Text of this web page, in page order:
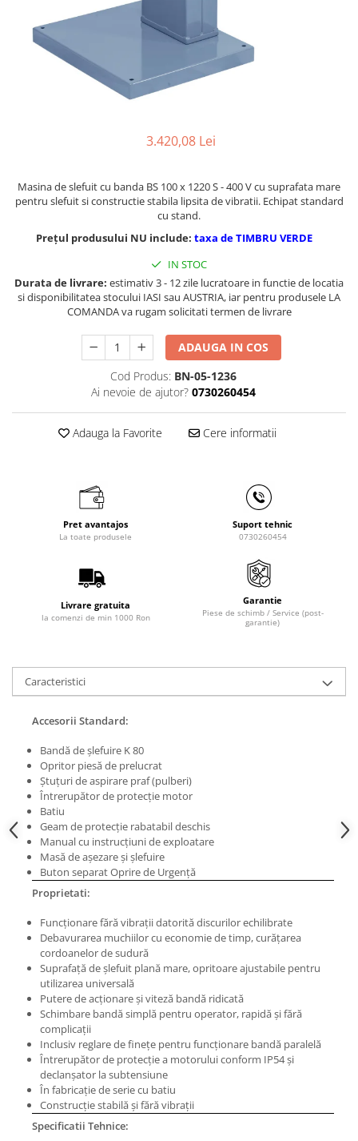
Masini de gaurit
Masini de gaurit - Vario - cu masa
Masini de gaurit cu angrenaj, masa
Masini de gaurit cu coloana si cap
Masini de gaurit cu coloana si
curea de distributie
Masini de gaurit cu stand si
Masini de gaurit radiale
Masini de gaurit si frezat
Masini de frezat universale
Centre de prelucrare verticale CNC
Masini de frezat cu batiu
Masini de frezat multifunctionale
Masini de frezat universale SERVO
Masini de ascutit burghie
Masini de lustruit
Masini de polizat bavuri cu perii
Masini de rectificat plan
Masini de rectificat rotund
Masini de satinat
Masini de slefuit cu banda
Masini de slefuit cu disc
uscat
Masini de slefuit cutite de gravat
Masini de tesit
Masini pentru slefuit tevi
Masini universale de ascutit
Polizoare de banc
Masini de filetat
Masini pneumatice de filetat
Masini electrice de filetat
Masini de gaurit cu talpa
magnetica
Instalatii de spalare a pieselor
Accesorii prelucrare metal
Universale de strung si accesorii
pentru strunguri
Falci pentru 3 bacuri PS3/ PO3
Falci pentru 4 bacuri PS4/ PO4
Flanșă
Fălcile pentru 3-bacuri DK11
3.420,08 Lei
Masina de slefuit cu banda BS 100 x 1220 S - 400 V cu suprafata mare
pentru slefuit si constructie stabila lipsita de vibratii. Echipat standard
cu stand.
Prețul produsului NU include: taxa de TIMBRU VERDE
IN STOC
Durata de livrare: estimativ 3 - 12 zile lucratoare in functie de locatia
si disponibilitatea stocului IASI sau AUSTRIA, iar pentru produsele LA
COMANDA va rugam solicitati termen de livrare
ADAUGA IN COS
Cod Produs: BN-05-1236
Ai nevoie de ajutor? 0730260454
Adauga la Favorite Cere informatii
Pret avantajos
La toate produsele
Suport tehnic
0730260454
Livrare gratuita
la comenzi de min 1000 Ron
Garantie
Piese de schimb / Service (post-
garantie)
Caracteristici
Accesorii Standard:
Bandă de şlefuire K 80
Opritor piesă de prelucrat
Ştuţuri de aspirare praf (pulberi)
Întrerupător de protecţie motor
Batiu
Geam de protecţie rabatabil deschis
Manual cu instrucţiuni de exploatare
Masă de aşezare şi şlefuire
Buton separat Oprire de Urgenţă
Proprietati:
Funcţionare fără vibraţii datorită discurilor echilibrate
Debavurarea muchiilor cu economie de timp, curăţarea
cordoanelor de sudură
Suprafaţă de şlefuit plană mare, opritoare ajustabile pentru
utilizarea universală
Putere de acţionare şi viteză bandă ridicată
Schimbare bandă simplă pentru operator, rapidă şi fără
complicaţii
Inclusiv reglare de fineţe pentru funcţionare bandă paralelă
Întrerupător de protecţie a motorului conform IP54 şi
declanşator la subtensiune
În fabricaţie de serie cu batiu
Construcţie stabilă şi fără vibraţii
Specificatii Tehnice: